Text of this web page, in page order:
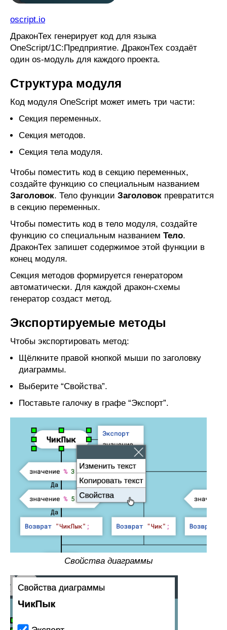
ООП на JavaScript и Lua
Конечные автоматы
Исходный код
Скачать
oscript.io
ДраконТех генерирует код для языка
OneScript/1С:Предприятие. ДраконТех создаёт
один os-модуль для каждого проекта.
Структура модуля
Код модуля OneScript может иметь три части:
Секция переменных.
Секция методов.
Секция тела модуля.
Чтобы поместить код в секцию переменных,
создайте функцию со специальным названием
Заголовок. Тело функции Заголовок превратится
в секцию переменных.
Чтобы поместить код в тело модуля, создайте
функцию со специальным названием Тело.
ДраконТех запишет содержимое этой функции в
конец модуля.
Секция методов формируется генератором
автоматически. Для каждой дракон-схемы
генератор создаст метод.
Экспортируемые методы
Чтобы экспортировать метод:
Щёлкните правой кнопкой мыши по заголовку
диаграммы.
Выберите “Свойства”.
Поставьте галочку в графе “Экспорт”.
Свойства диаграммы